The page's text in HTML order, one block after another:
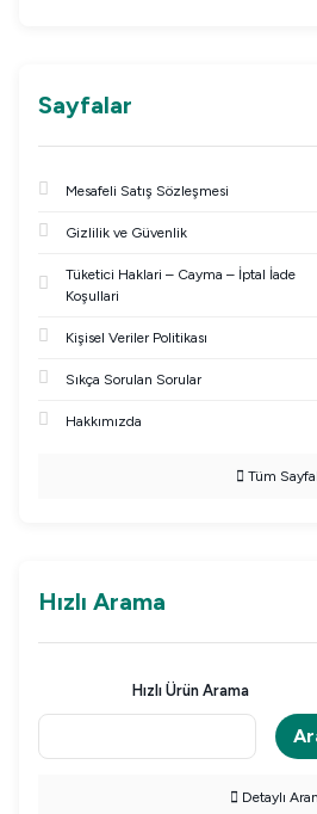
Sayfalar
Mesafeli Satış Sözleşmesi
Gizlilik ve Güvenlik
Tüketici Haklari – Cayma – İptal İade
Koşullari
Kişisel Veriler Politikası
Sıkça Sorulan Sorular
Hakkımızda
Tüm
Hızlı Arama
Hızlı Ürün Arama
Detaylı